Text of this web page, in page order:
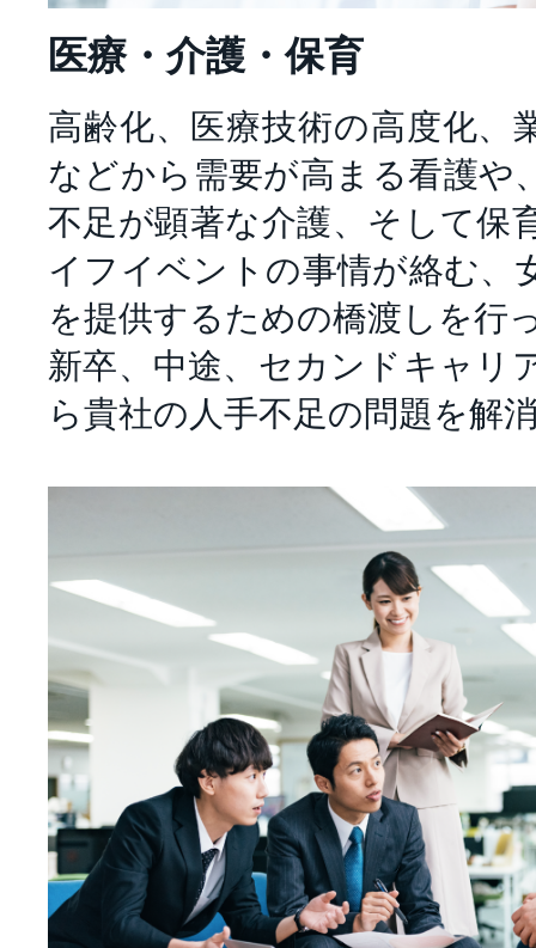
医療・介護・保育
高齢化、医療技術の高度化、
などから需要が高まる看護や
不足が顕著な介護、そして保
イフイベントの事情が絡む、
を提供するための橋渡しを行
新卒、中途、セカンドキャリ
ら貴社の人手不足の問題を解